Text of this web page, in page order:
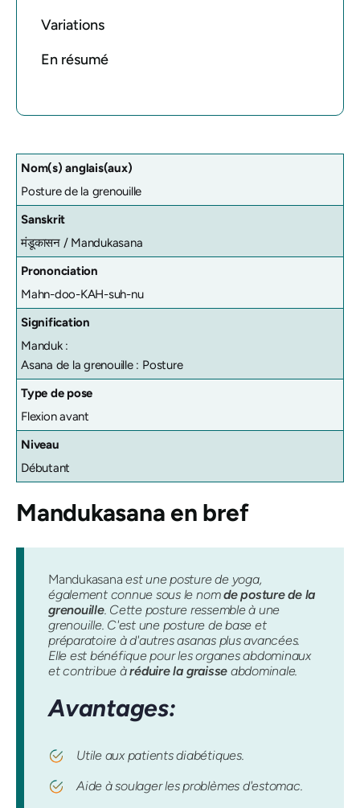
Variations
En résumé
Nom(s) anglais(aux)
Posture de la grenouille
Sanskrit
मंडूकासन / Mandukasana
Prononciation
Mahn-doo-KAH-suh-nu
Signification
Manduk :
Asana de la grenouille : Posture
Type de pose
Flexion avant
Niveau
Débutant
Mandukasana en bref
Mandukasana est une posture de yoga,
également connue sous le nomde posture de la
grenouille. Cette posture ressemble à une
grenouille. C'est une posture de base et
préparatoire à d'autres asanas plus avancées.
Elle est bénéfique pour les organes abdominaux
et contribue àréduire la graisse abdominale.
Avantages:
Utile aux patients diabétiques.
Aide à soulager les problèmes d'estomac.